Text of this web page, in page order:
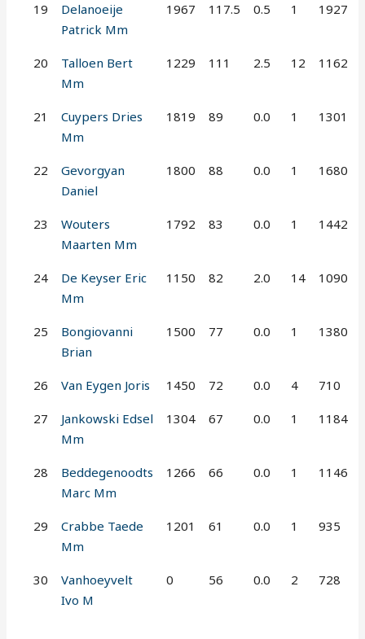
19
Delanoeije
Patrick Mm
1967 117.5 0.5 1 1927
20
Talloen Bert
Mm
1229 111 2.5 12 1162
21
Cuypers Dries
Mm
1819 89 0.0 1 1301
22
Gevorgyan
Daniel
1800 88 0.0 1 1680
23
Wouters
Maarten Mm
1792 83 0.0 1 1442
24
De Keyser Eric
Mm
1150 82 2.0 14 1090
25
Bongiovanni
Brian
1500 77 0.0 1 1380
26 Van Eygen Joris 1450 72 0.0 4 710
27
Jankowski Edsel
Mm
1304 67 0.0 1 1184
28
Beddegenoodts
Marc Mm
1266 66 0.0 1 1146
29
Crabbe Taede
Mm
1201 61 0.0 1 935
30
Vanhoeyvelt
Ivo M
0 56 0.0 2 728